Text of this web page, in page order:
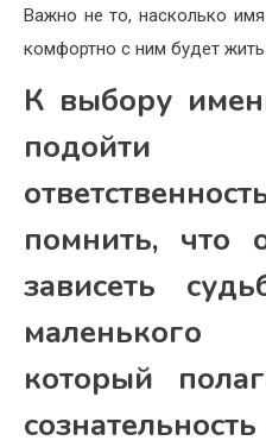
Важно не то, насколько
комфортно с ним будет жить
К выбору
помнить, что
зависеть
который